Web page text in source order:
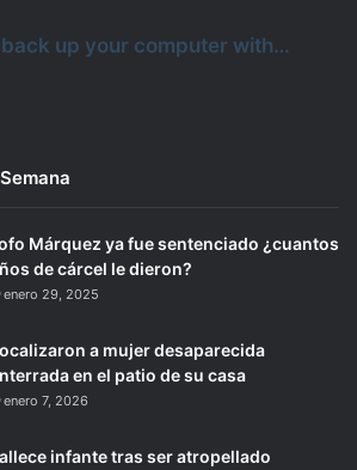
up your computer with…
Márquez ya fue sentenciado ¿cuantos
de cárcel le dieron?
enero 29, 2025
a mujer desaparecida
en el patio de su casa
enero 7, 2026
infante tras ser atropellado